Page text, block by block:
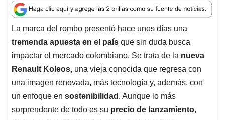
a
t
s
A
p
p
c
e
b
o
o
k
n
k
e
d
I
n
a
i
l
r
e
a
d
s
La marca del rombo presentó hace unos días una
tremenda apuesta en el país que sin duda busca
impactar el mercado colombiano. Se trata de la nueva
Renault Koleos, una vieja conocida que regresa con
una imagen renovada, más tecnología y, además, con
un enfoque en sostenibilidad . Aunque lo más
sorprendente de todo es su precio de lanzamiento,